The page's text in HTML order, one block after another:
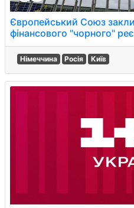
Європейський Союз
фінансового "чорного"
Німеччина Росія Київ